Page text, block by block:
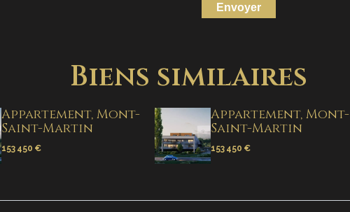
Envoyer
Biens similaires
Appartement, Mont-
Saint-Martin
153 450 €
Appartement, Mont-
Saint-Martin
153 450 €